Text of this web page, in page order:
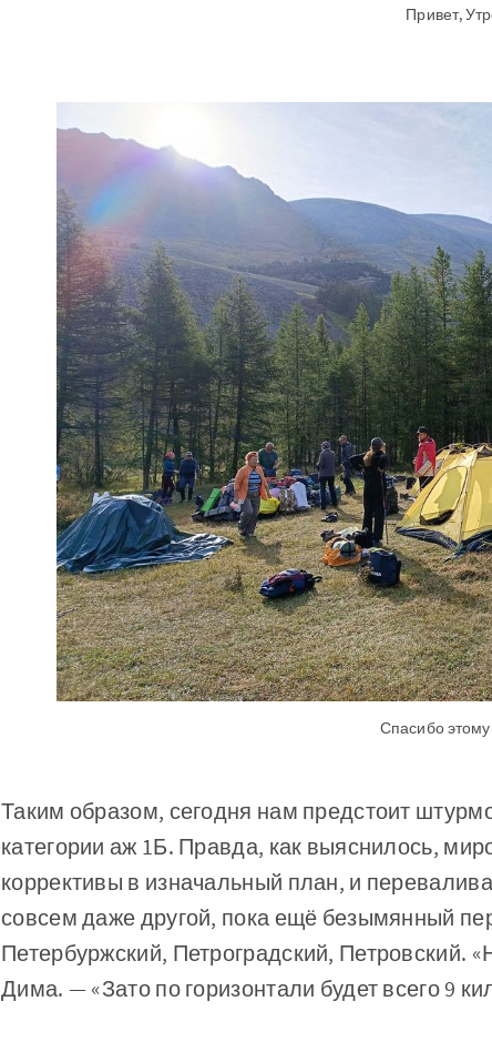
Привет,
Спасибо
Таким образом, сегодня нам предстоит
категории аж 1Б. Правда, как выяснилось,
коррективы в изначальный план, и
совсем даже другой, пока ещё безымянный
Петербуржский, Петроградский, Петровский.
Дима. — «Зато по горизонтали будет всего 9